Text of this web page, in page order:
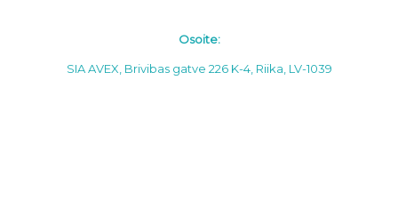
Osoite:
SIA AVEX, Brivibas gatve 226 K-4, Riika, LV-1039